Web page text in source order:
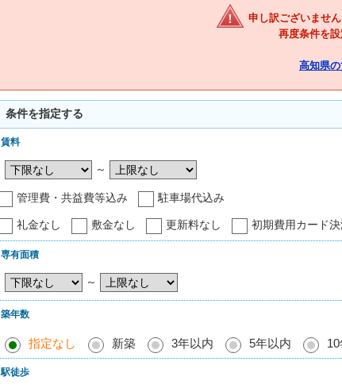
申し訳ございませ
再度条件を設
高知県
条件を指定する
賃料
～
管理費・共益費等込み 駐車場代込み
礼金なし 敷金なし 更新料なし 初期費用カード
専有面積
～
築年数
指定なし 新築 3年以内 5年以内
駅徒歩